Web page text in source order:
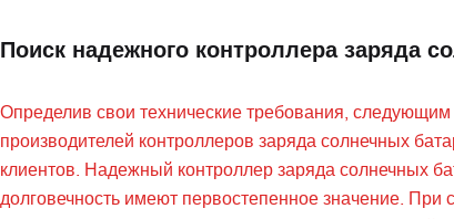
Поиск надежного контроллера заряда
Определив свои технические требования,
производителей контроллеров заряда солнечных
клиентов. Надежный контроллер заряда солнечных
долговечность имеют первостепенное значение.